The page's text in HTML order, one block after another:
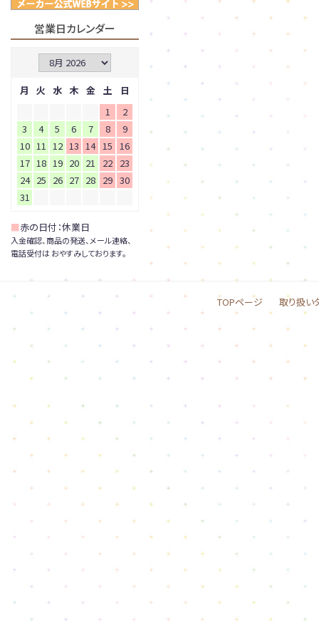
営業日カレンダー
月 火 水 木 金 土
日
1
2
3
4 5 6 7 8
9
10 11 12 13 14 15
16
17 18 19 20 21 22 23
24 25 26 27 28 29 30
31
■赤の日付：休業日
入金確認、商品の発送、メール連絡、
電話受付は おやすみしております。
TOPページ 取り扱い